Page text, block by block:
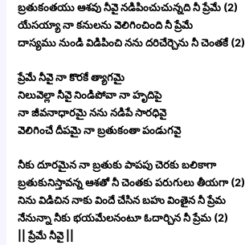
బ్రతుకంతయు ఆశవు నీవై నడిపించుచున్నది నీ ప్రేమే (2)
యేసయ్యా నా కనులను వెలిగించింది నీ ప్రేమే
దాస్యము నుండి విడిపించి నను దరిచేర్చెను నీ చెంతకే (2)
ప్రేమే నీవై నా కొరకే త్యాగమై
నిలువెల్లా నీవై నిండిపోవా నా హృదిపై
నా జీవనాధారమై నను నడిపే సారధివై
వెలిగించే దీపమై నా బ్రతుకంతా పండుగవై
నీకు దూరమైన నా బ్రతుకు పాపపు చెరకు బలికాగా
బ్రతుకునిస్తావన్న ఆశతో నీ చెంతకు పరుగులు తీయగా (2)
నిను విడిచిన నాకు విందే చేసిన బహు వింతైన నీ ప్రేమ
నేనున్నా నీకు భయమేలనంటూ ఓదార్చిన నీ ప్రేమ (2)
|| ప్రేమే నీవై ||